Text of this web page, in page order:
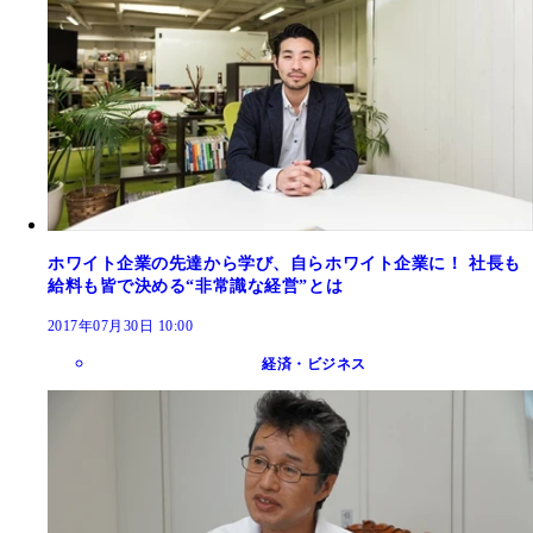
ホワイト企業の先達から学び、自らホワイト企業に！ 社長も
給料も皆で決める“非常識な経営”とは
2017年07月30日 10:00
経済・ビジネス